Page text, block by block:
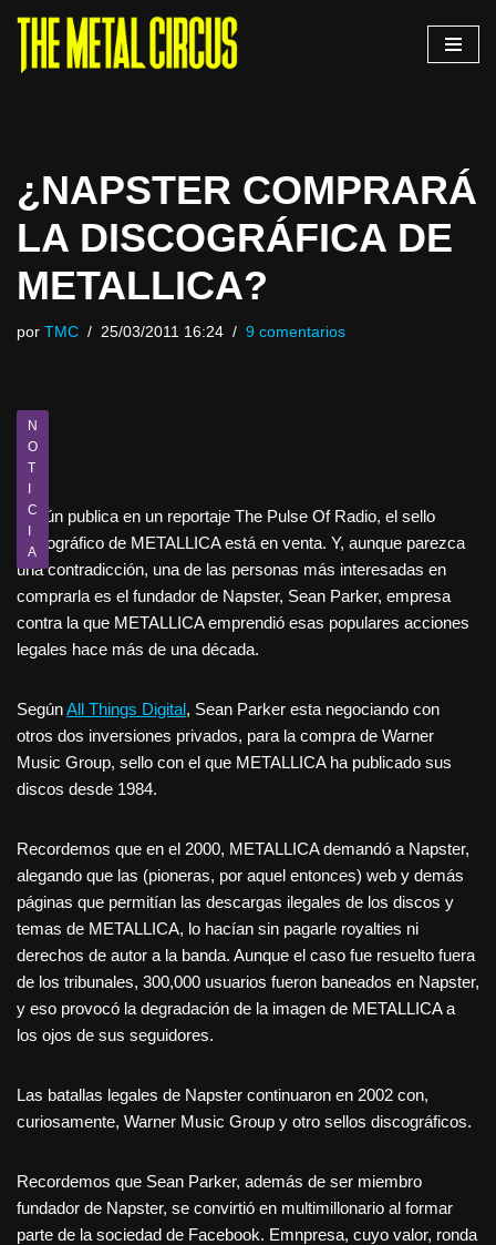
Saltar
¿NAPSTER COMPRARÁ
LA DISCOGRÁFICA DE
METALLICA?
por TMC 25/03/2011 16:24 9 comentarios
N
O
T
I
C
I
A
Según publica en un reportaje The Pulse Of Radio, el sello
discográfico de METALLICA está en venta. Y, aunque parezca
una contradicción, una de las personas más interesadas en
comprarla es el fundador de Napster, Sean Parker, empresa
contra la que METALLICA emprendió esas populares acciones
legales hace más de una década.
SegúnAll Things Digital, Sean Parker esta negociando con
otros dos inversiones privados, para la compra de Warner
Music Group, sello con el que METALLICA ha publicado sus
discos desde 1984.
Recordemos que en el 2000, METALLICA demandó a Napster,
alegando que las (pioneras, por aquel entonces) web y demás
páginas que permitían las descargas ilegales de los discos y
temas de METALLICA, lo hacían sin pagarle royalties ni
derechos de autor a la banda. Aunque el caso fue resuelto fuera
de los tribunales, 300,000 usuarios fueron baneados en Napster,
y eso provocó la degradación de la imagen de METALLICA a
los ojos de sus seguidores.
Las batallas legales de Napster continuaron en 2002 con,
curiosamente, Warner Music Group y otro sellos discográficos.
Recordemos que Sean Parker, además de ser miembro
fundador de Napster, se convirtió en multimillonario al formar
parte de la sociedad de Facebook. Emnpresa, cuyo valor, ronda